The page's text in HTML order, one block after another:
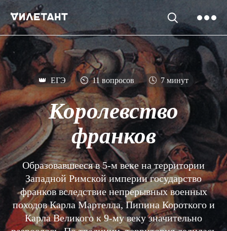
👑 ЕГЭ ⏲ 11 вопросов 🕓 7 минут
Королевство
франков
Образовавшееся в 5-м веке на территории
Западной Римской империи государство
франков вследствие непрерывных военных
походов Карла Мартелла, Пипина Короткого и
Карла Великого к 9-му веку значительно